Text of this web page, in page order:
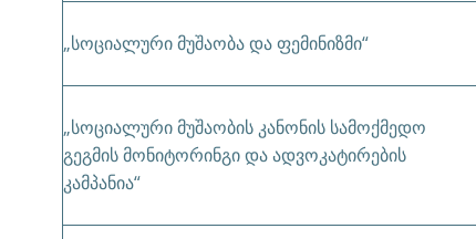
„სოციალური მუშაობა და ფემინიზმი“
„სოციალური მუშაობის კანონის სამოქმედო
გეგმის მონიტორინგი და ადვოკატირების
კამპანია“